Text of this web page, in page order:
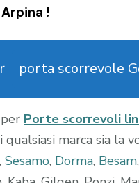
!
porta scorrevole
Porte scorrevoli
qualsiasi marca sia la
, Sesamo, Dorma, Besam,